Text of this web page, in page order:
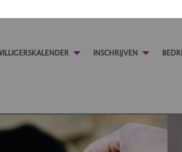
INSCHRIJVEN